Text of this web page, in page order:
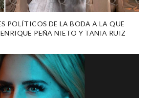
POLÍTICOS DE LA BODA A LA QUE
PEÑA NIETO Y TANIA RUIZ